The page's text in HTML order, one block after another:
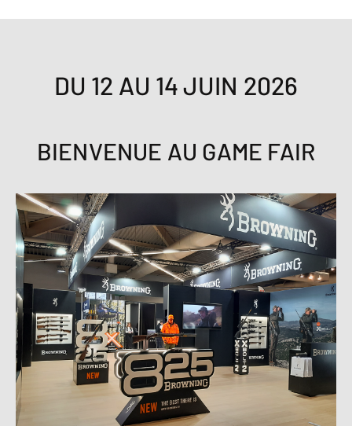
DU 12 AU 14 JUIN 2026
BIENVENUE AU GAME FAIR